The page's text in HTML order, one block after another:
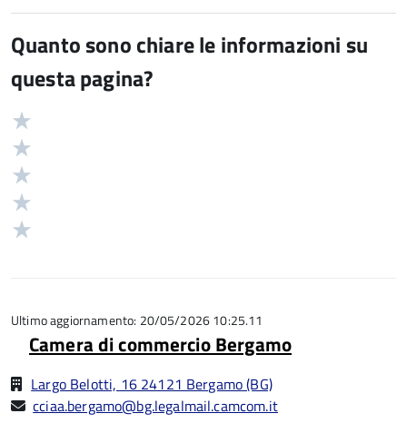
Quanto sono chiare le informazioni su
questa pagina?
Valutazione
5
Ultimo aggiornamento: 20/05/2026 10:25.11
Camera di commercio Bergamo
Largo Belotti, 16 24121 Bergamo (BG)
cciaa.bergamo@bg.legalmail.camcom.it